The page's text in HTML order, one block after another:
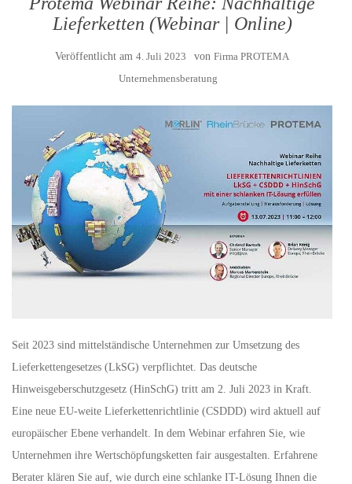
Lieferketten (Webinar | Online)
Veröffentlicht am 4. Juli 2023 von Firma PROTEMA
Unternehmensberatung
Seit 2023 sind mittelständische Unternehmen zur Umsetzung des
Lieferkettengesetzes (LkSG) verpflichtet. Das deutsche
Hinweisgeberschutzgesetz (HinSchG) tritt am 2. Juli 2023 in Kraft.
Eine neue EU-weite Lieferkettenrichtlinie (CSDDD) wird aktuell auf
europäischer Ebene verhandelt. In dem Webinar erfahren Sie, wie
Unternehmen ihre Wertschöpfungsketten fair ausgestalten. Erfahrene
Berater klären Sie auf, wie durch eine schlanke IT-Lösung Ihnen die